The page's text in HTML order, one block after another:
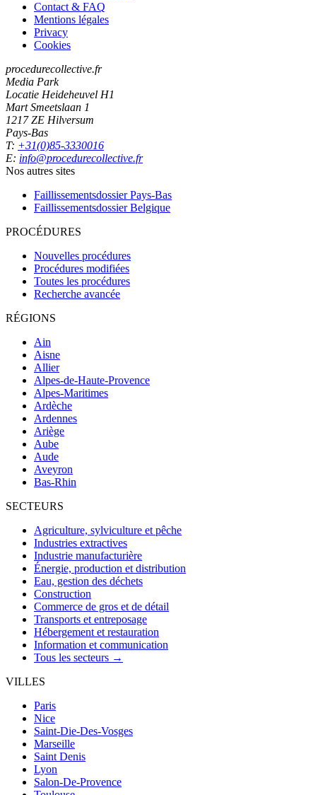
Contact & FAQ
Mentions légales
Privacy
Cookies
procedurecollective.fr
Media Park
Locatie Heideheuvel H1
Mart Smeetslaan 1
1217 ZE Hilversum
Pays-Bas
T: +31(0)85-3330016
E: info@procedurecollective.fr
Nos autres sites
Faillissementsdossier Pays-Bas
Faillissementsdossier Belgique
PROCÉDURES
Nouvelles procédures
Procédures modifiées
Toutes les procédures
Recherche avancée
RÉGIONS
Ain
Aisne
Allier
Alpes-de-Haute-Provence
Alpes-Maritimes
Ardèche
Ardennes
Ariège
Aube
Aude
Aveyron
Bas-Rhin
SECTEURS
Agriculture, sylviculture et pêche
Industries extractives
Industrie manufacturière
Énergie, production et distribution
Eau, gestion des déchets
Construction
Commerce de gros et de détail
Transports et entreposage
Hébergement et restauration
Information et communication
Tous les secteurs →
VILLES
Paris
Nice
Saint-Die-Des-Vosges
Marseille
Saint Denis
Lyon
Salon-De-Provence